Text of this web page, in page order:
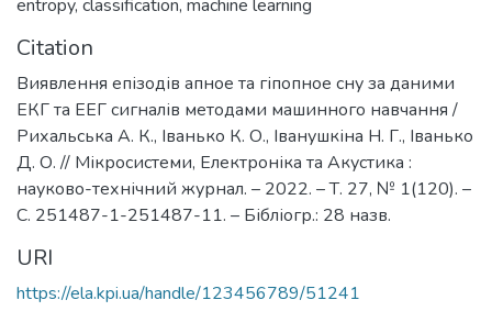
entropy, classification, machine learning
Citation
Виявлення епізодів апное та гіпопное сну за даними
ЕКГ та ЕЕГ сигналів методами машинного навчання /
Рихальська А. К., Іванько К. О., Іванушкіна Н. Г., Іванько
Д. О. // Мікросистеми, Електроніка та Акустика :
науково-технічний журнал. – 2022. – Т. 27, № 1(120). –
С. 251487-1-251487-11. – Бібліогр.: 28 назв.
URI
https://ela.kpi.ua/handle/123456789/51241